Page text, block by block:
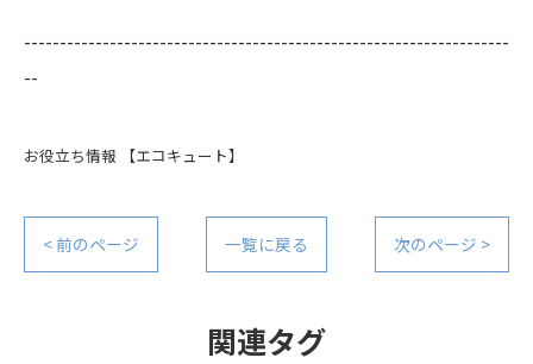
--------------------------------------------------------------------
--
お役立ち情報 【エコキュート】
< 前のページ 一覧に戻る 次のページ >
関連タグ